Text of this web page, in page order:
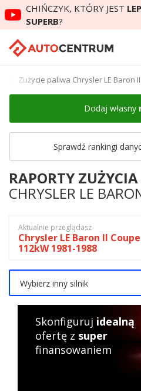
CHIŃCZYK, KTÓRY JEST
SUPERB?
Zużycie paliwa Chrysler LE Baron
Dodaj własny
Sprawdź rankingi
RAPORTY
CHRYSLER LE
Aktualnie przeglądasz
Chrysler LE Baron II
112kW 1981-1988
Wybierz inny silnik
Skonfiguruj idealną
ofertę z super
finansowaniem